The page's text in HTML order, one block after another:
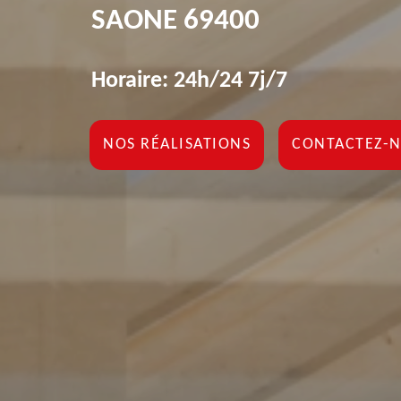
SAONE 69400
Horaire: 24h/24 7j/7
NOS RÉALISATIONS CONTACTEZ-